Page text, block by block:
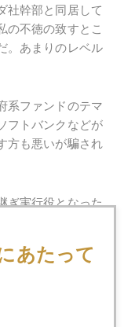
社幹部と同居して
の不徳の致すとこ
。あまりのレベル
系ファンドのテマ
フトバンクなどが
方も悪いが騙され
ぎ実行役となった
あたって